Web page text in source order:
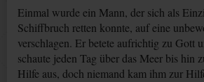
Einmal wurde ein Mann, der sich als
Schiffbruch retten konnte, auf eine
verschlagen. Er betete aufrichtig zu Gott
schaute jeden Tag über das Meer bis hin
Hilfe aus, doch niemand kam ihm zur